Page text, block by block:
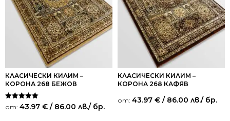
КЛАСИЧЕСКИ КИЛИМ –
КОРОНА 268 БЕЖОВ
Оценено на
5.00
от: 43.97 € / 86.00 лв./ бр.
КЛАСИЧЕСКИ КИЛИМ –
КОРОНА 268 КАФЯВ
от: 43.97 € / 86.00 лв./ бр.